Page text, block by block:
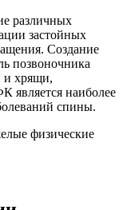
различных
застойных
Создание
позвоночника
и хрящи,
является наиболее
спины.
физические